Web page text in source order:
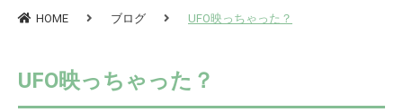
HOME ブログ UFO映っちゃった？
UFO映っちゃった？